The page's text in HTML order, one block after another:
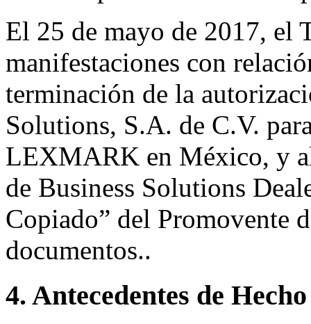
El 25 de mayo de 2017, el
manifestaciones con
terminación de la
Solutions, S.A. de C.V.
LEXMARK en México, y
de Business Solutions
Copiado” del Promovente
documentos..
4. Antecedentes de Hecho